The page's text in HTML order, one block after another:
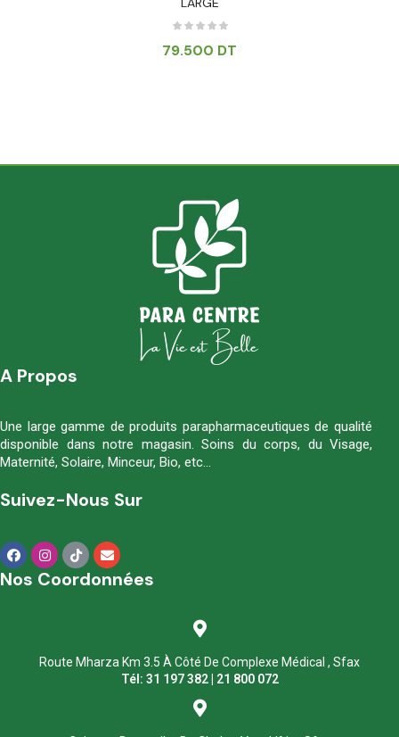
79.500 DT
A Propos
Une large gamme de produits parapharmaceutiques de qualité
disponible dans notre magasin. Soins du corps, du Visage,
Maternité, Solaire, Minceur, Bio, etc…
Suivez-Nous Sur
Nos Coordonnées
Route Mharza Km 3.5 À Côté De Complexe Médical , Sfax
Tél: 31 197 382 | 21 800 072